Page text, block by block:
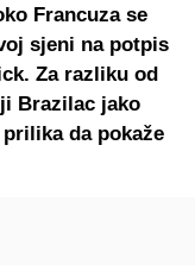
Francuza se
sjeni na potpis
Za razliku od
Brazilac jako
da pokaže